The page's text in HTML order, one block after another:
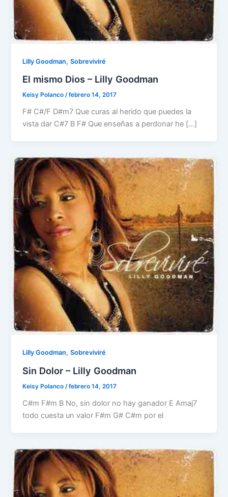
Lilly Goodman,Sobreviviré
El mismo Dios – Lilly Goodman
Keisy Polanco/febrero 14, 2017
F# C#/F D#m7 Que curas al herido que puedes la
vista dar C#7 B F# Que enseñas a perdonar he […]
Lilly Goodman,Sobreviviré
Sin Dolor – Lilly Goodman
Keisy Polanco/febrero 14, 2017
C#m F#m B No, sin dolor no hay ganador E Amaj7
todo cuesta un valor F#m G# C#m por el